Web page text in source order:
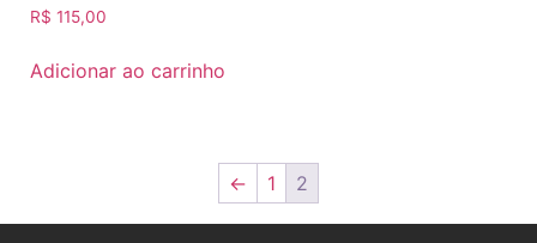
R$ 115,00
Adicionar ao carrinho
← 1 2